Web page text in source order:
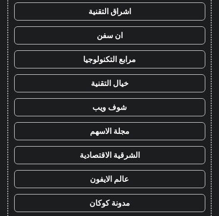
اشراق التقنية
ان سفن
مرابع التكنولوجيا
خيال التقنية
شوف ويب
مجلة الاسهم
الشرقية الاقتصادية
عالم الايفون
مدونة كوكان